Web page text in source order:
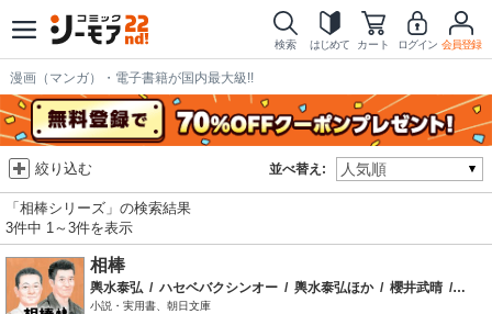
検索 はじめて カート ログイン 会員登録
漫画（マンガ）・電子書籍が国内最大級!!
並べ替え:
絞り込む
「相棒シリーズ」の検索結果
3件中 1～3件を表示
相棒
輿水泰弘 / ハセベバクシンオー / 輿水泰弘ほか / 櫻井武晴 / 戸田
小説・実用書、朝日文庫